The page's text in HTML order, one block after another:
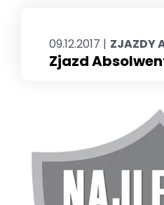
09.12.2017 | ZJAZDY
Zjazd